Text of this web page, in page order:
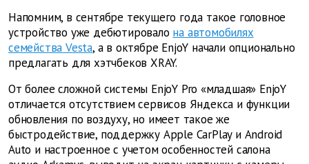
Напомним, в сентябре текущего года такое головное
устройство уже дебютировало на автомобилях
семейства Vesta, а в октябре EnjoY начали опционально
предлагать для хэтчбеков XRAY.
От более сложной системы EnjoY Pro «младшая» EnjoY
отличается отсутствием сервисов Яндекса и функции
обновления по воздуху, но имеет такое же
быстродействие, поддержку Apple CarPlay и Android
Auto и настроенное с учетом особенностей салона